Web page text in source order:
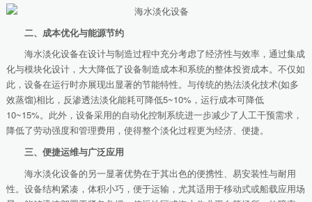
二、成本优化与能源节约
海水淡化设备在设计与制造过程中充分考虑了经济性与效率，通过集成
化与模块化设计，大大降低了设备制造成本和系统的整体投资成本。不仅如
此，设备在运行时亦展现出显著的节能特性。与传统的热法淡化技术(如多
效蒸馏)相比，反渗透法淡化能耗可降低5~10%，运行成本可降低
10~15%。此外，设备采用的自动化控制系统进一步减少了人工干预需求，
降低了劳动强度和管理费用，使得整个淡化过程更为经济、便捷。
三、便捷运维与广泛应用
海水淡化设备的另一显著优势在于其出色的便携性、易安装性与耐用
性。设备结构紧凑，体积小巧，便于运输，尤其适用于移动式或船载应用场